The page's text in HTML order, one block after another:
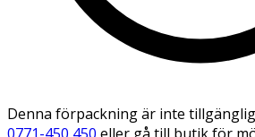
Denna förpackning är inte